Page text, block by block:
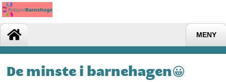
MENY
De minste i barnehagen😀